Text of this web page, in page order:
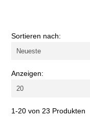
Farbe
Kategorie
Schirmung
Sortieren nach:
Anzeigen:
1-20 von 23 Produkten